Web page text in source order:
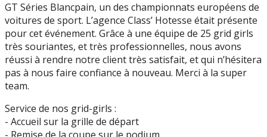
GT Séries Blancpain, un des championnats européens de
voitures de sport. L’agence Class’ Hotesse était présente
pour cet événement. Grâce à une équipe de 25 grid girls
très souriantes, et très professionnelles, nous avons
réussi à rendre notre client très satisfait, et qui n’hésitera
pas à nous faire confiance à nouveau. Merci à la super
team.
Service de nos grid-girls :
- Accueil sur la grille de départ